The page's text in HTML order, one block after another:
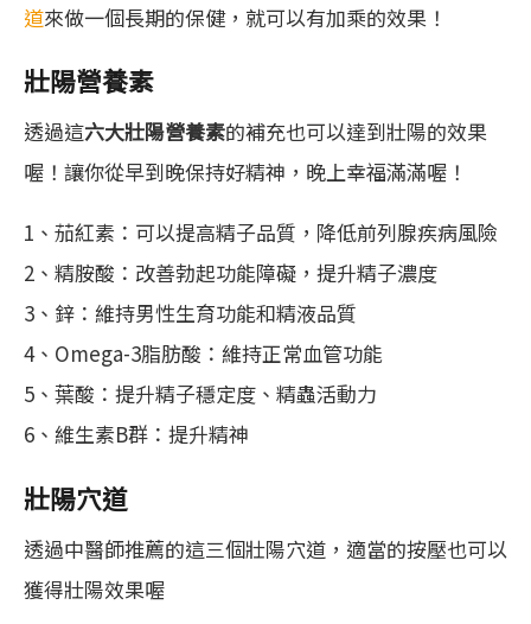
道來做一個長期的保健，就可以有加乘的效果！
壯陽營養素
透過這六大壯陽營養素的補充也可以達到壯陽的效果
喔！讓你從早到晚保持好精神，晚上幸福滿滿喔！
1、茄紅素：可以提高精子品質，降低前列腺疾病風險
2、精胺酸：改善勃起功能障礙，提升精子濃度
3、鋅：維持男性生育功能和精液品質
4、Omega-3脂肪酸：維持正常血管功能
5、葉酸：提升精子穩定度、精蟲活動力
6、維生素B群：提升精神
壯陽穴道
透過中醫師推薦的這三個壯陽穴道，適當的按壓也可以
獲得壯陽效果喔